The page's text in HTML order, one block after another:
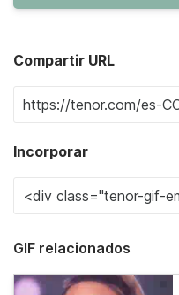
Compartir URL
Incorporar
GIF relacionados